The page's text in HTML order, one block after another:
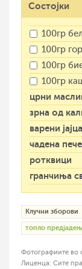
Состојки
100гр
100гр
100гр
100гр
црни
зрна од
варени јајца
чадена
ротквици
гранчиња
Клучни зборови
топло
Фотографиите во
Лиценца: Сите